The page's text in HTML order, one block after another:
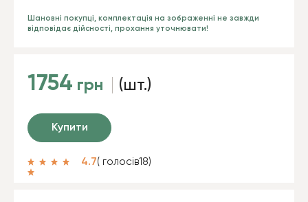
Шановні покупці, комплектація на зображенні не завжди
відповідає дійсності, прохання уточнювати!
1754 грн (шт.)
Купити
4.7( голосів18)